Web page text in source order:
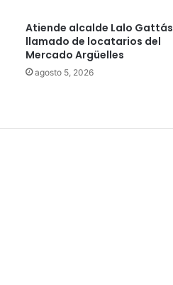
Atiende alcalde Lalo Gattás
llamado de locatarios del
Mercado Argüelles
agosto 5, 2026